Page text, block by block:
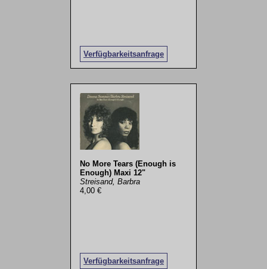
Verfügbarkeitsanfrage
No More Tears (Enough is
Enough) Maxi 12"
Streisand, Barbra
4,00 €
Verfügbarkeitsanfrage